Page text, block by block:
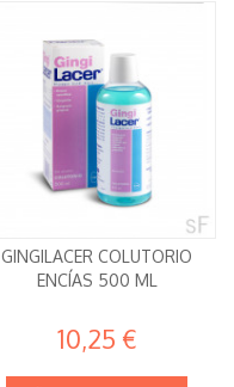
GINGILACER COLUTORIO
ENCÍAS 500 ML
10,25 €